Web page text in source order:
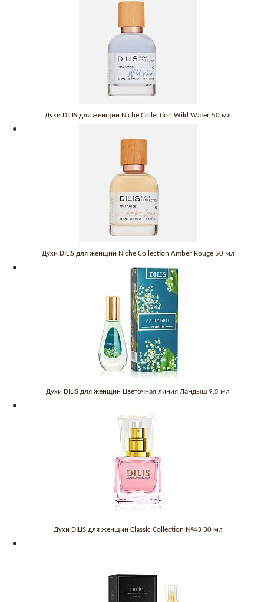
Духи DILIS для женщин Niche Collection Wild Water 50 мл
Духи DILIS для женщин Niche Collection Amber Rouge 50 мл
Духи DILIS для женщин Цветочная линия Ландыш 9,5 мл
Духи DILIS для женщин Classic Collection №43 30 мл